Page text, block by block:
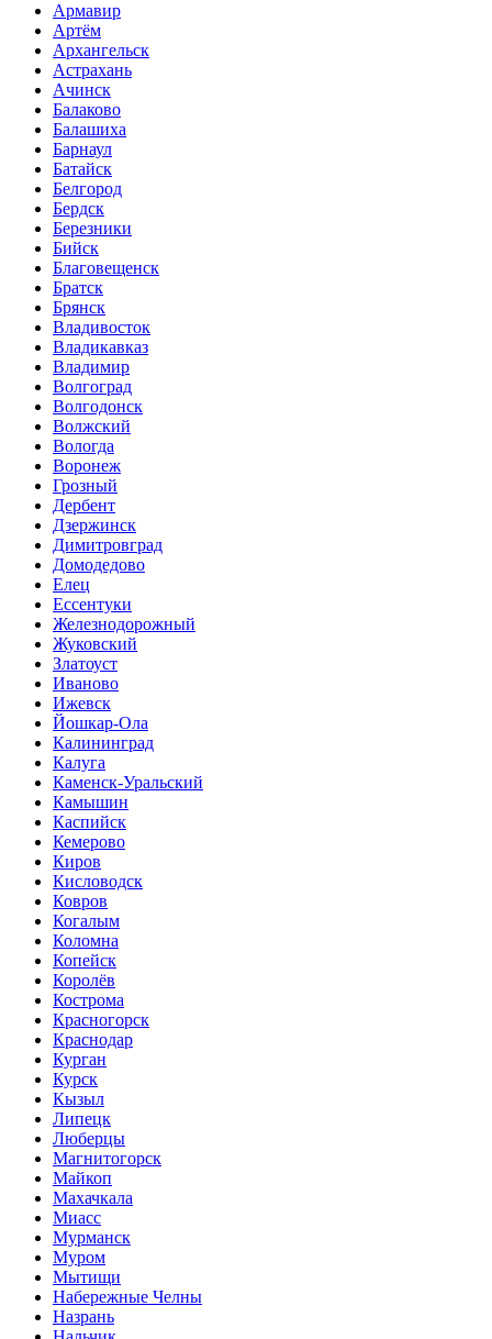
Армавир
Артём
Архангельск
Астрахань
Ачинск
Балаково
Балашиха
Барнаул
Батайск
Белгород
Бердск
Березники
Бийск
Благовещенск
Братск
Брянск
Владивосток
Владикавказ
Владимир
Волгоград
Волгодонск
Волжский
Вологда
Воронеж
Грозный
Дербент
Дзержинск
Димитровград
Домодедово
Елец
Ессентуки
Железнодорожный
Жуковский
Златоуст
Иваново
Ижевск
Йошкар-Ола
Калининград
Калуга
Каменск-Уральский
Камышин
Каспийск
Кемерово
Киров
Кисловодск
Ковров
Когалым
Коломна
Копейск
Королёв
Кострома
Красногорск
Краснодар
Курган
Курск
Кызыл
Липецк
Люберцы
Магнитогорск
Майкоп
Махачкала
Миасс
Мурманск
Муром
Мытищи
Набережные Челны
Назрань